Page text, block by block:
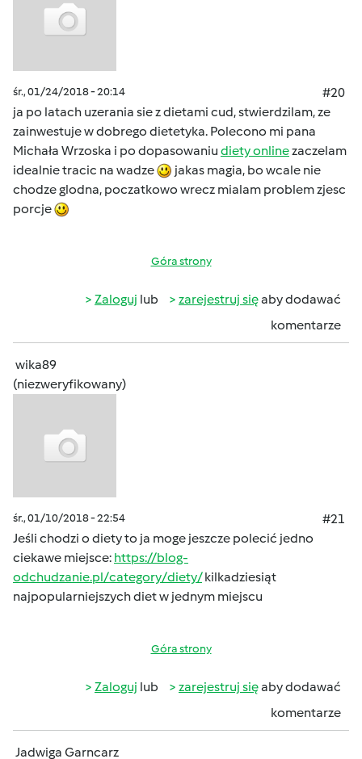
śr., 01/24/2018 - 20:14
#20
ja po latach uzerania sie z dietami cud, stwierdzilam, ze
zainwestuje w dobrego dietetyka. Polecono mi pana
Michała Wrzoska i po dopasowaniu diety onlinezaczelam
idealnie tracic na wadze
jakas magia, bo wcale nie
chodze glodna, poczatkowo wrecz mialam problem zjesc
porcje
Góra strony
Zaloguj lub zarejestruj sięaby dodawać
komentarze
wika89
(niezweryfikowany)
śr., 01/10/2018 - 22:54
#21
Jeśli chodzi o diety to ja moge jeszcze polecić jedno
ciekawe miejsce: https://blog-
odchudzanie.pl/category/diety/kilkadziesiąt
najpopularniejszych diet w jednym miejscu
Góra strony
Zaloguj lub zarejestruj sięaby dodawać
komentarze
Jadwiga Garncarz